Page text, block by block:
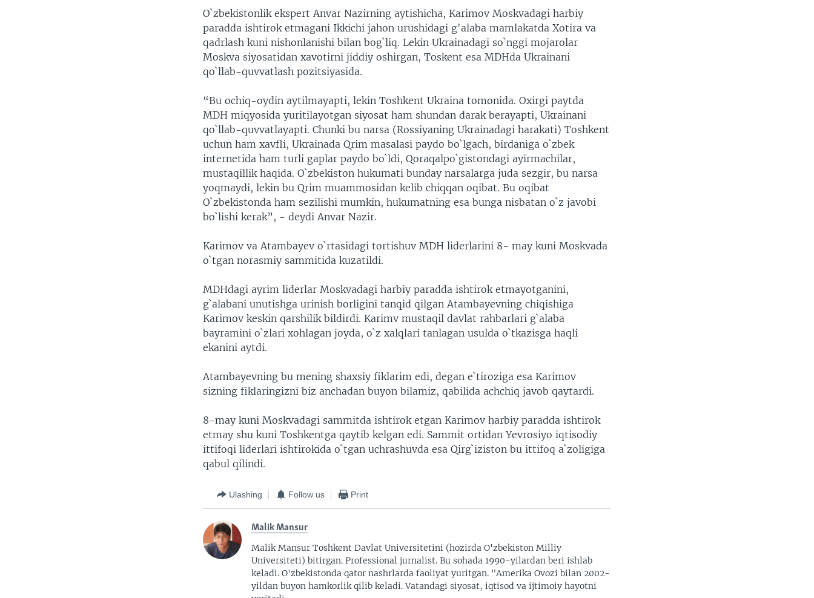
O`zbekistonlik ekspert Anvar Nazirning aytishicha, Karimov Moskvadagi harbiy
paradda ishtirok etmagani Ikkichi jahon urushidagi g'alaba mamlakatda Xotira va
qadrlash kuni nishonlanishi bilan bog`liq. Lekin Ukrainadagi so`nggi mojarolar
Moskva siyosatidan xavotirni jiddiy oshirgan, Toskent esa MDHda Ukrainani
qo`llab-quvvatlash pozitsiyasida.
“Bu ochiq-oydin aytilmayapti, lekin Toshkent Ukraina tomonida. Oxirgi paytda
MDH miqyosida yuritilayotgan siyosat ham shundan darak berayapti, Ukrainani
qo`llab-quvvatlayapti. Chunki bu narsa (Rossiyaning Ukrainadagi harakati) Toshkent
uchun ham xavfli, Ukrainada Qrim masalasi paydo bo`lgach, birdaniga o`zbek
internetida ham turli gaplar paydo bo`ldi, Qoraqalpo`gistondagi ayirmachilar,
mustaqillik haqida. O`zbekiston hukumati bunday narsalarga juda sezgir, bu narsa
yoqmaydi, lekin bu Qrim muammosidan kelib chiqqan oqibat. Bu oqibat
O`zbekistonda ham sezilishi mumkin, hukumatning esa bunga nisbatan o`z javobi
bo`lishi kerak”, - deydi Anvar Nazir.
Karimov va Atambayev o`rtasidagi tortishuv MDH liderlarini 8- may kuni Moskvada
o`tgan norasmiy sammitida kuzatildi.
MDHdagi ayrim liderlar Moskvadagi harbiy paradda ishtirok etmayotganini,
g`alabani unutishga urinish borligini tanqid qilgan Atambayevning chiqishiga
Karimov keskin qarshilik bildirdi. Karimv mustaqil davlat rahbarlari g`alaba
bayramini o`zlari xohlagan joyda, o`z xalqlari tanlagan usulda o`tkazisga haqli
ekanini aytdi.
Atambayevning bu mening shaxsiy fiklarim edi, degan e`tiroziga esa Karimov
sizning fiklaringizni biz anchadan buyon bilamiz, qabilida achchiq javob qaytardi.
8-may kuni Moskvadagi sammitda ishtirok etgan Karimov harbiy paradda ishtirok
etmay shu kuni Toshkentga qaytib kelgan edi. Sammit ortidan Yevrosiyo iqtisodiy
ittifoqi liderlari ishtirokida o`tgan uchrashuvda esa Qirg`iziston bu ittifoq a`zoligiga
qabul qilindi.
Ulashing Follow us Print
Malik Mansur
Malik Mansur Toshkent Davlat Universitetini (hozirda O'zbekiston Milliy
Universiteti) bitirgan. Professional jurnalist. Bu sohada 1990-yilardan beri ishlab
keladi. O'zbekistonda qator nashrlarda faoliyat yuritgan. "Amerika Ovozi bilan 2002-
yildan buyon hamkorlik qilib keladi. Vatandagi siyosat, iqtisod va ijtimoiy hayotni